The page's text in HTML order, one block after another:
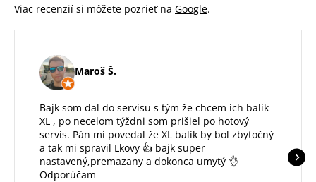
Viac recenzií si môžete pozrieť na Google.
Maroš Š.
Bajk som dal do servisu s tým že chcem ich balík
XL , po necelom týždni som prišiel po hotový
servis. Pán mi povedal že XL balík by bol zbytočný
a tak mi spravil Lkovy 👍 bajk super
nastavený,premazany a dokonca umytý 👌
Odporúčam